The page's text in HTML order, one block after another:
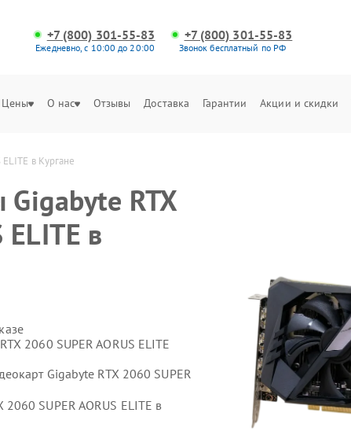
+7 (800) 301-55-83
Ежедневно, с 10:00 до 20:00
+7 (800) 301-55-83
Звонок бесплатный по РФ
Цены О нас Отзывы Доставка Гарантии Акции и скидки
в Кургане
RTX
ELITE в
2060 SUPER AORUS ELITE
Gigabyte RTX 2060 SUPER
SUPER AORUS ELITE в